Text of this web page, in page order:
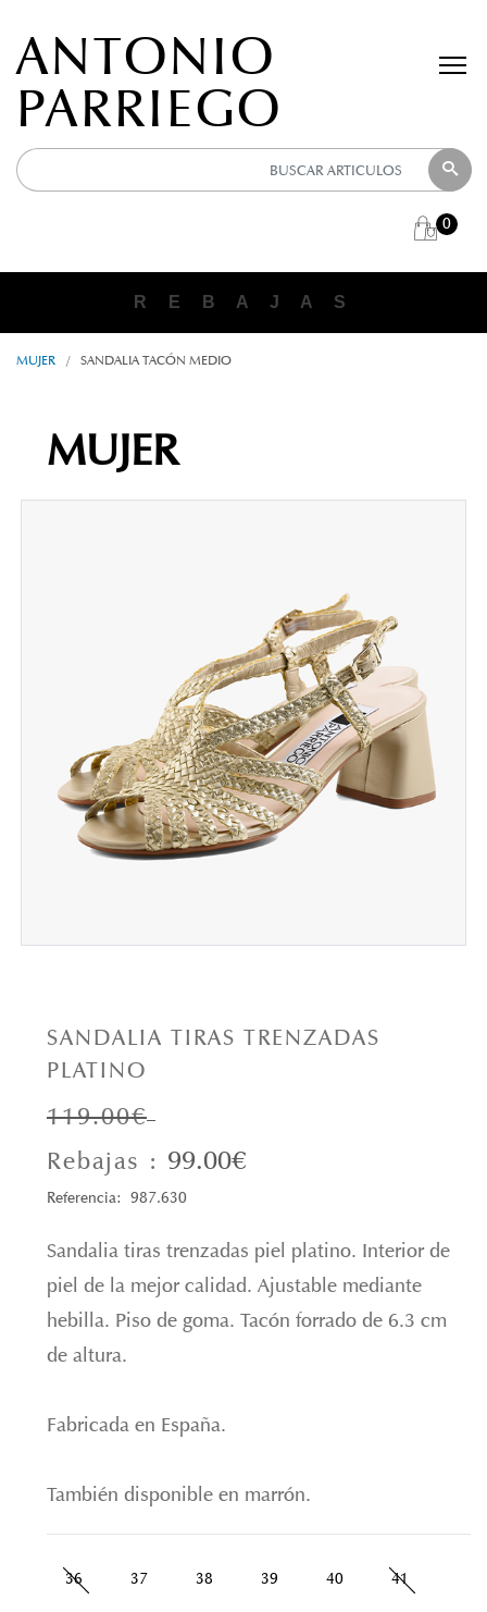
ANTONIO
PARRIEGO
0
R E B A J A S
MUJER / SANDALIA TACÓN MEDIO
MUJER
SANDALIA TIRAS TRENZADAS
PLATINO
119.00€
Rebajas : 99.00€
Referencia: 987.630
Sandalia tiras trenzadas piel platino. Interior de
piel de la mejor calidad. Ajustable mediante
hebilla. Piso de goma. Tacón forrado de 6.3 cm
de altura.
Fabricada en España.
También disponible en marrón.
36 37 38 39 40 41